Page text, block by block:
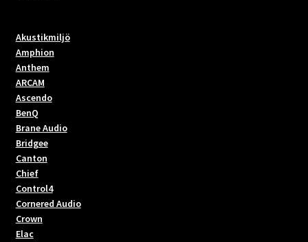
Akustikmiljö
Amphion
Anthem
ARCAM
Ascendo
BenQ
Brane Audio
Bridgee
Canton
Chief
Control4
Cornered Audio
Crown
Elac